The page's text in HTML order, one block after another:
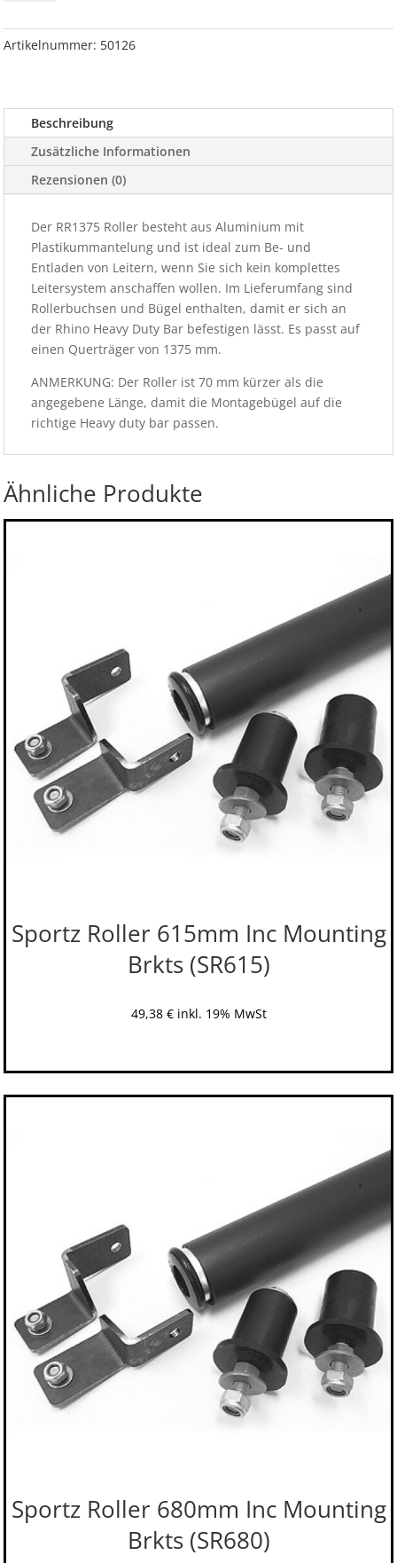
length
Duty
Menge
Artikelnummer: 50126
Beschreibung
Zusätzliche Informationen
Rezensionen (0)
Der RR1375 Roller besteht aus Aluminium mit
Plastikummantelung und ist ideal zum Be- und
Entladen von Leitern, wenn Sie sich kein komplettes
Leitersystem anschaffen wollen. Im Lieferumfang sind
Rollerbuchsen und Bügel enthalten, damit er sich an
der Rhino Heavy Duty Bar befestigen lässt. Es passt auf
einen Querträger von 1375 mm.
ANMERKUNG: Der Roller ist 70 mm kürzer als die
angegebene Länge, damit die Montagebügel auf die
richtige Heavy duty bar passen.
Ähnliche Produkte
Sportz Roller 615mm Inc Mounting
Brkts (SR615)
49,38 € inkl. 19% MwSt
Sportz Roller 680mm Inc Mounting
Brkts (SR680)